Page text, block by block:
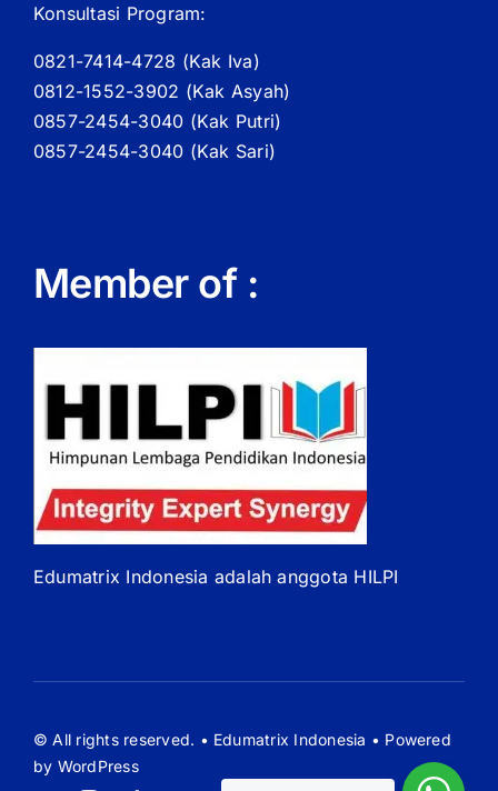
Konsultasi Program:
0821-7414-4728 (Kak Iva)
0812-1552-3902 (Kak Asyah)
0857-2454-3040 (Kak Putri)
0857-2454-3040 (Kak Sari)
Member of :
Edumatrix Indonesia adalah anggota HILPI
© All rights reserved. • Edumatrix Indonesia • Powered
by WordPress